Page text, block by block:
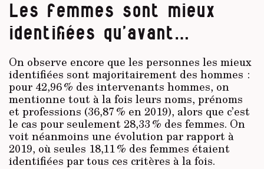
Les femmes sont mieux
identifiées qu’avant…
On observe encore que les personnes les mieux
identifiées sont majoritairement des hommes :
pour 42,96 % des intervenants hommes, on
mentionne tout à la fois leurs noms, prénoms
et professions (36,87 % en 2019), alors que c’est
le cas pour seulement 28,33 % des femmes. On
voit néanmoins une évolution par rapport à
2019, où seules 18,11 % des femmes étaient
identifiées par tous ces critères à la fois.